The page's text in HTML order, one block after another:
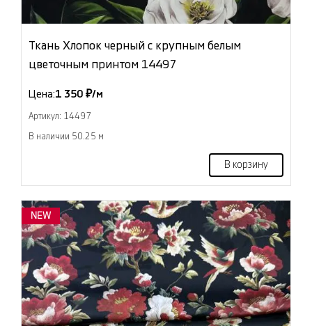
Ткань Хлопок черный с крупным белым
цветочным принтом 14497
Цена:1 350 ₽/м
Артикул: 14497
В наличии 50.25 м
В корзину
NEW